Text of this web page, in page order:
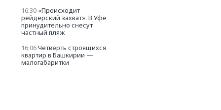
16:30 «Происходит
рейдерский захват». В Уфе
принудительно снесут
частный пляж
16:06Четверть строящихся
квартир в Башкирии —
малогабаритки